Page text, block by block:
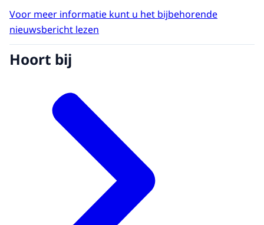
Voor meer informatie kunt u het bijbehorende
nieuwsbericht lezen
Hoort bij